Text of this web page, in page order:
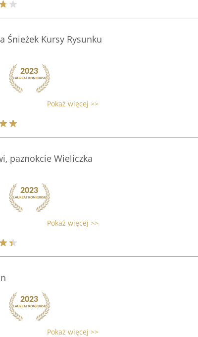
Śnieżek Kursy Rysunku
Pokaż więcej >>
paznokcie Wieliczka
Pokaż więcej >>
Pokaż więcej >>